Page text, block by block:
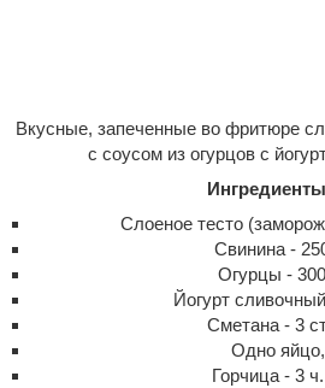
Вкусные, запеченные во фритюре
с соусом из огурцов с
Слоеное тесто
Свинина -
Огурцы - 300
Йогурт
Сметана - 3
Одно яйцо,
Горчица - 3